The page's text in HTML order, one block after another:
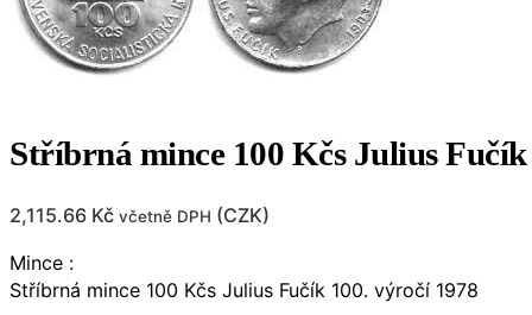
Stříbrná mince 100 Kčs Julius
2,115.66 Kč včetně DPH (CZK)
Mince :
Stříbrná mince 100 Kčs Julius Fučík 100. výročí 1978